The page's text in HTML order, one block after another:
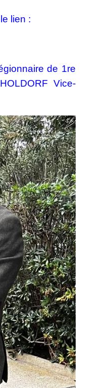
lien :
de 1re
Vice-